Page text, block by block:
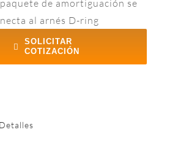
de amortiguación se
al arnés D-ring
SOLICITAR
COTIZACIÓN
Detalles